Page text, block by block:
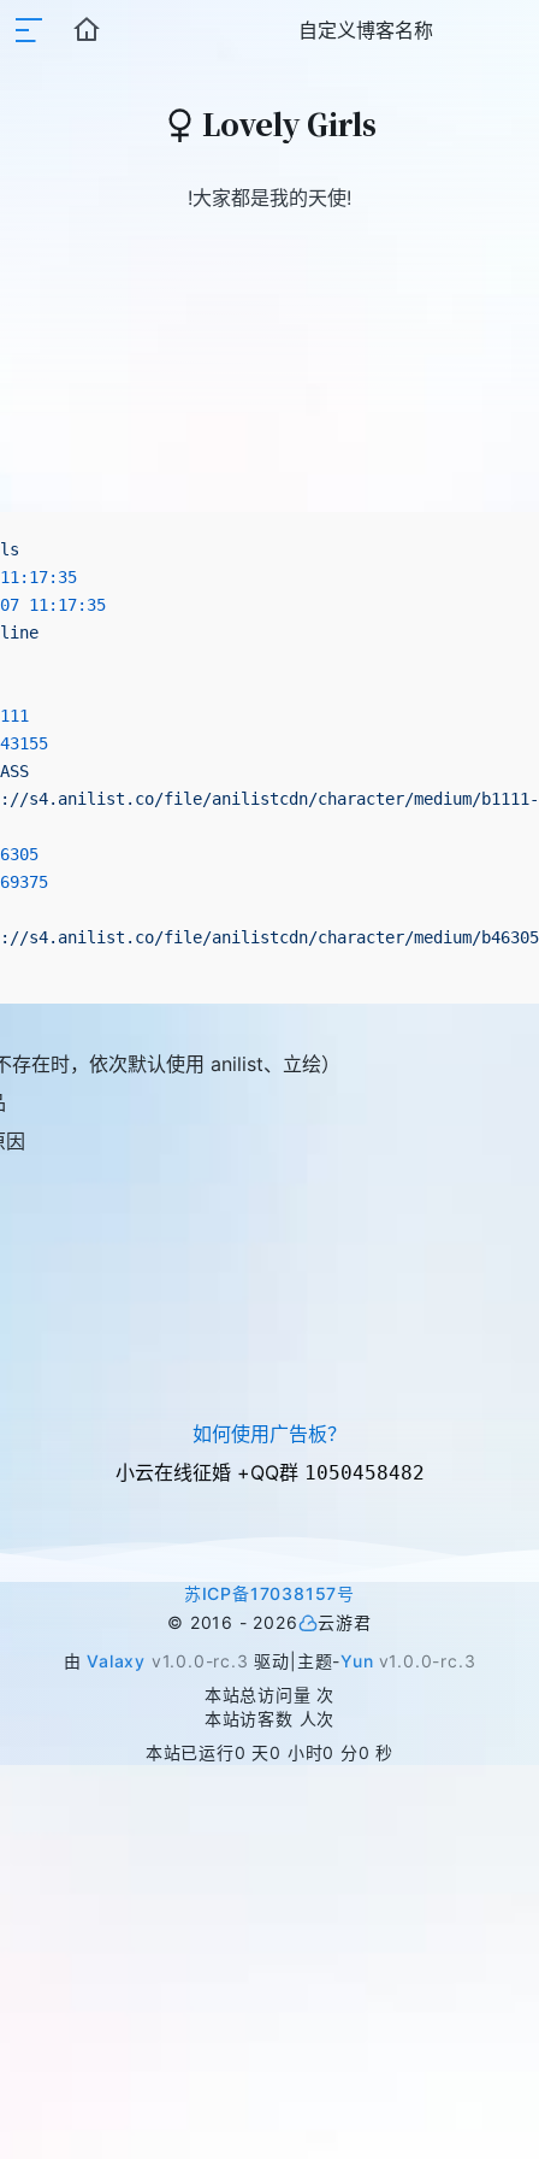
自定义博客名称
Lovely Girls
!大家都是我的天使!
11:17:35
line
s4.anilist.co/file/anilistcdn/character/medium/b1111-
s4.anilist.co/file/anilistcdn/character/medium/b46305-
存在时，依次默认使用 anilist、立绘）
因
如何使用广告板？
小云在线征婚 +QQ群 1050458482
苏ICP备17038157号
© 2016 - 2026
云游君
由Valaxy v1.0.0-rc.3 驱动 主题-Yun v1.0.0-rc.3
本站总访问量 次
本站访客数 人次
本站已运行0 天0 小时0 分0 秒